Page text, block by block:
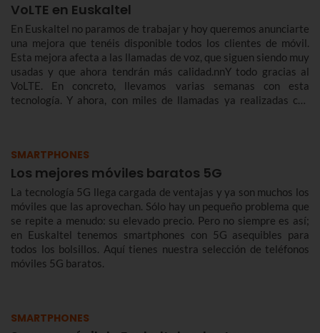
VoLTE en Euskaltel
En Euskaltel no paramos de trabajar y hoy queremos anunciarte
una mejora que tenéis disponible todos los clientes de móvil.
Esta mejora afecta a las llamadas de voz, que siguen siendo muy
usadas y que ahora tendrán más calidad.nnY todo gracias al
VoLTE. En concreto, llevamos varias semanas con esta
tecnología. Y ahora, con miles de llamadas ya realizadas con
SMARTPHONES
Los mejores móviles baratos 5G
La tecnología 5G llega cargada de ventajas y ya son muchos los
móviles que las aprovechan. Sólo hay un pequeño problema que
se repite a menudo: su elevado precio. Pero no siempre es así;
en Euskaltel tenemos smartphones con 5G asequibles para
todos los bolsillos. Aquí tienes nuestra selección de teléfonos
móviles 5G baratos.
SMARTPHONES